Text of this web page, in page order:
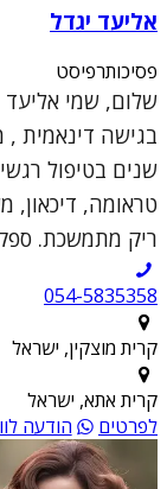
אליעד יגדל
פסיכותרפיסט
שלום, שמי אליעד
שנים בטיפול
טראומה, דיכאון,
ריק מתמשכת.
054-5835358
קרית מוצקין, ישראל
קרית אתא, ישראל
לפרטים
הודעה